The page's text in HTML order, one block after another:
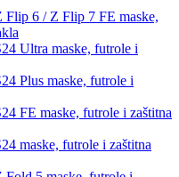
Flip 6 / Z Flip 7 FE maske,
Ultra maske, futrole i
Plus maske, futrole i
FE maske, futrole i zaštitna
maske, futrole i zaštitna